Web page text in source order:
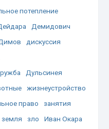
потепление
Демидович
дискуссия
Дульсинея
жизнеустройство
право
занятия
земля зло
Иван Окара